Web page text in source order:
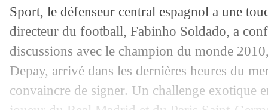
Sport, le défenseur central espagnol a une
directeur du football, Fabinho Soldado, a
discussions avec le champion du monde
Depay, arrivé dans les dernières heures du
convaincre de signer. Un challenge exotique
14/11 Argentine: quand Messi conseille
14/11 Roma: Ranieri est de retour (officiel)
14/11 Tottenham